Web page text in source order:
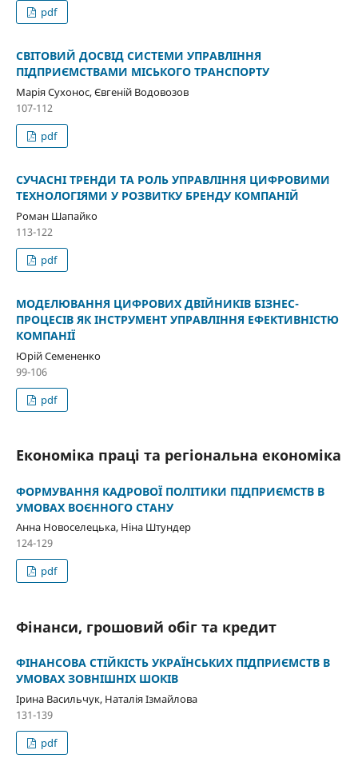
pdf
СВІТОВИЙ ДОСВІД СИСТЕМИ УПРАВЛІННЯ
ПІДПРИЄМСТВАМИ МІСЬКОГО ТРАНСПОРТУ
Марія Сухонос, Євгеній Водовозов
107-112
pdf
СУЧАСНІ ТРЕНДИ ТА РОЛЬ УПРАВЛІННЯ ЦИФРОВИМИ
ТЕХНОЛОГІЯМИ У РОЗВИТКУ БРЕНДУ КОМПАНІЙ
Роман Шапайко
113-122
pdf
МОДЕЛЮВАННЯ ЦИФРОВИХ ДВІЙНИКІВ БІЗНЕС-
ПРОЦЕСІВ ЯК ІНСТРУМЕНТ УПРАВЛІННЯ ЕФЕКТИВНІСТЮ
КОМПАНІЇ
Юрій Семененко
99-106
pdf
Економіка праці та регіональна економіка
ФОРМУВАННЯ КАДРОВОЇ ПОЛІТИКИ ПІДПРИЄМСТВ В
УМОВАХ ВОЄННОГО СТАНУ
Анна Новоселецька, Ніна Штундер
124-129
pdf
Фінанси, грошовий обіг та кредит
ФІНАНСОВА СТІЙКІСТЬ УКРАЇНСЬКИХ ПІДПРИЄМСТВ В
УМОВАХ ЗОВНІШНІХ ШОКІВ
Ірина Васильчук, Наталія Ізмайлова
131-139
pdf